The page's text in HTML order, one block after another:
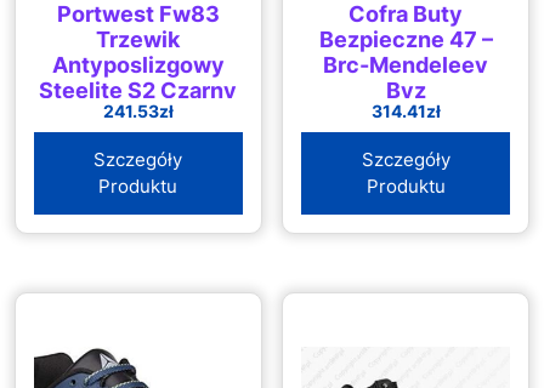
Portwest Fw83
Trzewik
Antyposlizgowy
Steelite S2 Czarny
241.53zł
Szczegóły
Produktu
Cofra Buty
Bezpieczne 47 –
Brc-Mendeleev
Byz
314.41zł
Szczegóły
Produktu